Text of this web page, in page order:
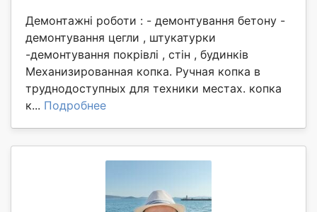
Демонтажні роботи : - демонтування бетону -
демонтування цегли , штукатурки
-демонтування покрівлі , стін , будинків
Механизированная копка. Ручная копка в
труднодоступных для техники местах. копка
к... Подробнее